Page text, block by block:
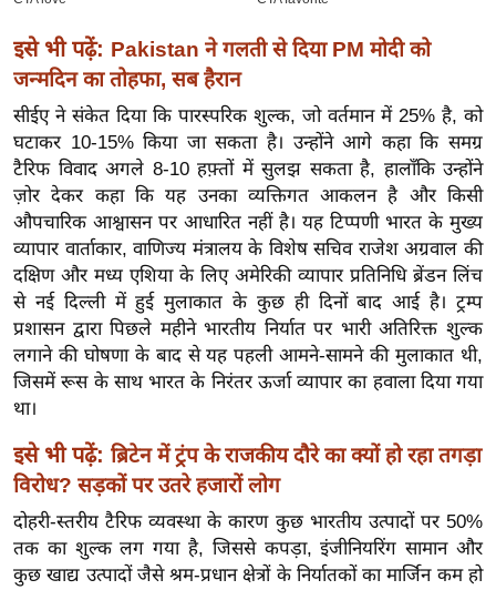
बे
मि
ल
श
ख्सि
य
त
यं
ग
इं
डि
या
हि
त्य
ज
ग
त
इसे भी पढ़ें: Pakistan ने गलती से दिया PM मोदी को
जन्मदिन का तोहफा, सब हैरान
सीईए ने संकेत दिया कि पारस्परिक शुल्क, जो वर्तमान में 25% है, को
घटाकर 10-15% किया जा सकता है। उन्होंने आगे कहा कि समग्र
टैरिफ विवाद अगले 8-10 हफ़्तों में सुलझ सकता है, हालाँकि उन्होंने
ज़ोर देकर कहा कि यह उनका व्यक्तिगत आकलन है और किसी
औपचारिक आश्वासन पर आधारित नहीं है। यह टिप्पणी भारत के मुख्य
व्यापार वार्ताकार, वाणिज्य मंत्रालय के विशेष सचिव राजेश अग्रवाल की
दक्षिण और मध्य एशिया के लिए अमेरिकी व्यापार प्रतिनिधि ब्रेंडन लिंच
से नई दिल्ली में हुई मुलाकात के कुछ ही दिनों बाद आई है। ट्रम्प
प्रशासन द्वारा पिछले महीने भारतीय निर्यात पर भारी अतिरिक्त शुल्क
लगाने की घोषणा के बाद से यह पहली आमने-सामने की मुलाकात थी,
जिसमें रूस के साथ भारत के निरंतर ऊर्जा व्यापार का हवाला दिया गया
था।
इसे भी पढ़ें: ब्रिटेन में ट्रंप के राजकीय दौरे का क्यों हो रहा तगड़ा
विरोध? सड़कों पर उतरे हजारों लोग
दोहरी-स्तरीय टैरिफ व्यवस्था के कारण कुछ भारतीय उत्पादों पर 50%
तक का शुल्क लग गया है, जिससे कपड़ा, इंजीनियरिंग सामान और
कुछ खाद्य उत्पादों जैसे श्रम-प्रधान क्षेत्रों के निर्यातकों का मार्जिन कम हो